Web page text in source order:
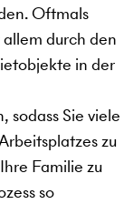
Oftmals
durch den
in der
sodass Sie viele
zu
Familie zu
so